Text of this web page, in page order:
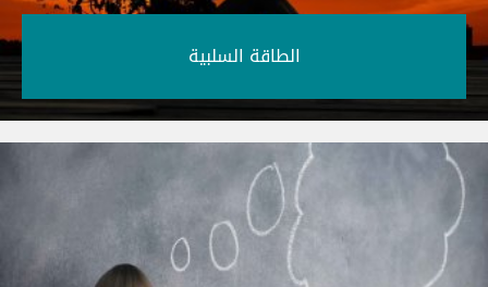
الطاقة السلبية‎